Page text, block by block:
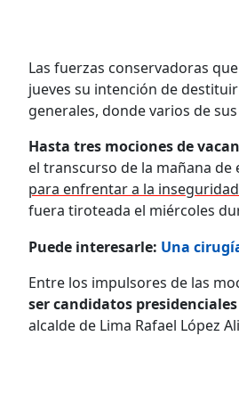
Las fuerzas conservadoras
jueves su intención de
generales, donde varios de
Hasta tres mociones de
el transcurso de la mañana de
para enfrentar a la inseguridad
fuera tiroteada el miércoles
Puede interesarle: Una
Entre los impulsores de las
ser candidatos presidenciales
alcalde de Lima Rafael López